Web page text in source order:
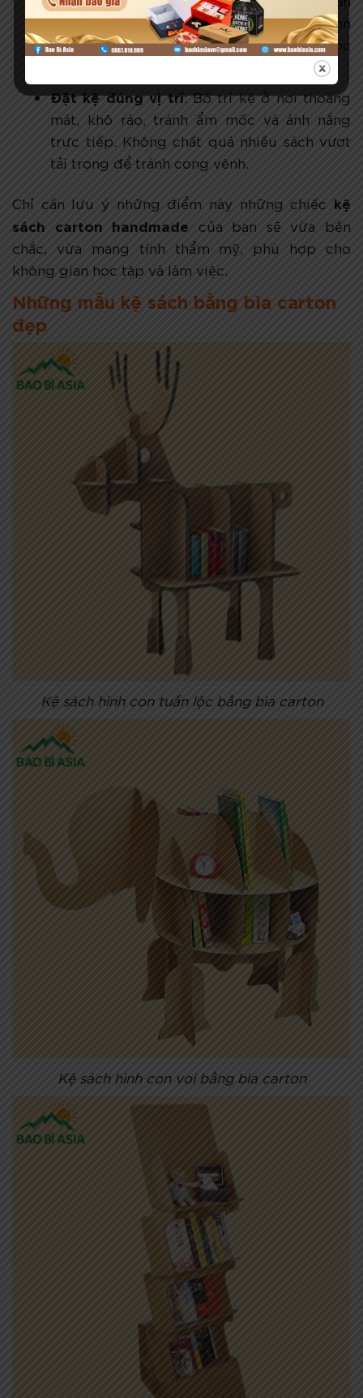
giấy màu, decal hoặc sơn để kệ sách carton
đẹp hơn. Phủ thêm keo bóng hoặc bọc
nilon giúp chống ẩm, chống bụi hiệu quả.
Đặt kệ đúng vị trí: Bố trí kệ ở nơi thoáng
mát, khô ráo, tránh ẩm mốc và ánh nắng
trực tiếp. Không chất quá nhiều sách vượt
tải trọng để tránh cong vênh.
Chỉ cần lưu ý những điểm này những chiếc kệ
sách carton handmade của bạn sẽ vừa bền
chắc, vừa mang tính thẩm mỹ, phù hợp cho
không gian học tập và làm việc.
Những mẫu kệ sách bằng bìa carton
đẹp
Kệ sách hình con tuần lộc bằng bìa carton
Kệ sách hình con voi bằng bìa carton